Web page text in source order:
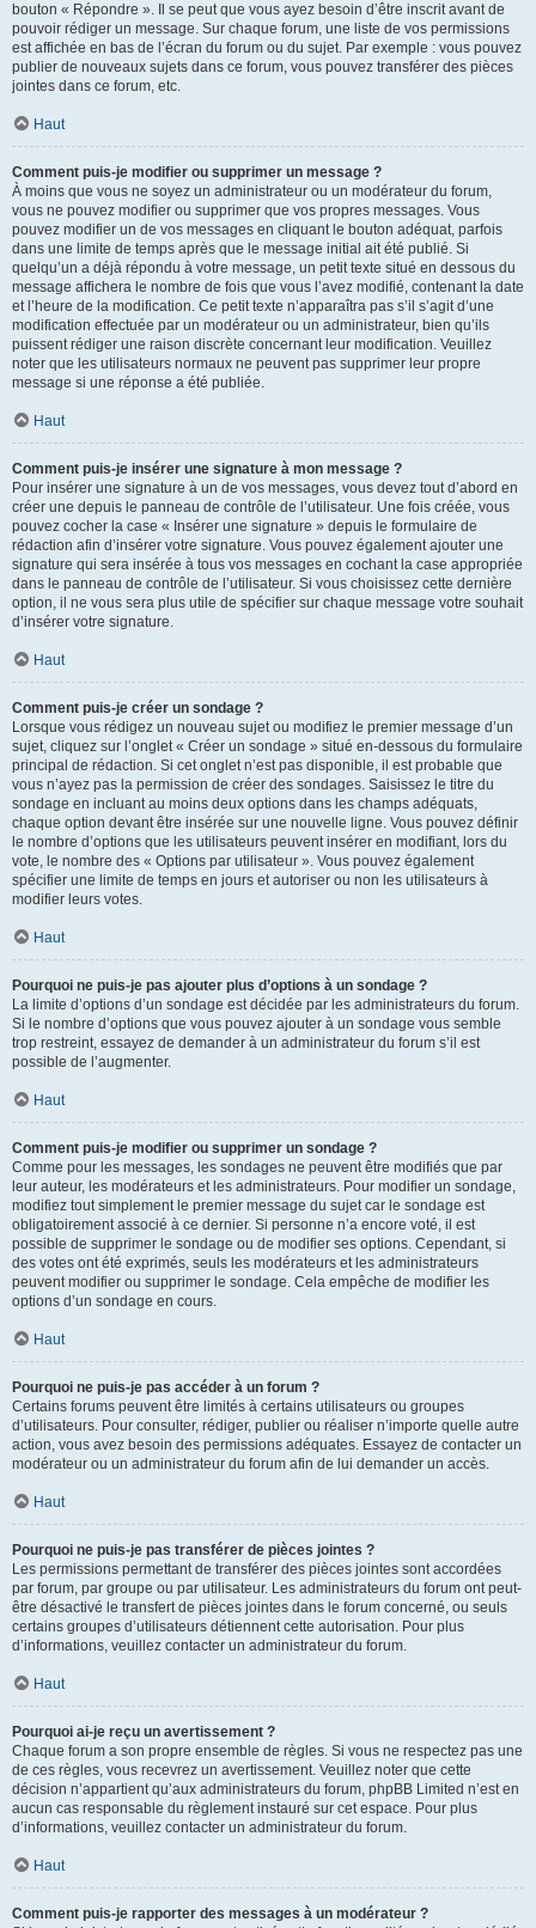
bouton « Répondre ». Il se peut que vous ayez besoin d’être inscrit avant de
pouvoir rédiger un message. Sur chaque forum, une liste de vos permissions
est affichée en bas de l’écran du forum ou du sujet. Par exemple : vous pouvez
publier de nouveaux sujets dans ce forum, vous pouvez transférer des pièces
jointes dans ce forum, etc.
Haut
Comment puis-je modifier ou supprimer un message ?
À moins que vous ne soyez un administrateur ou un modérateur du forum,
vous ne pouvez modifier ou supprimer que vos propres messages. Vous
pouvez modifier un de vos messages en cliquant le bouton adéquat, parfois
dans une limite de temps après que le message initial ait été publié. Si
quelqu’un a déjà répondu à votre message, un petit texte situé en dessous du
message affichera le nombre de fois que vous l’avez modifié, contenant la date
et l’heure de la modification. Ce petit texte n’apparaîtra pas s’il s’agit d’une
modification effectuée par un modérateur ou un administrateur, bien qu’ils
puissent rédiger une raison discrète concernant leur modification. Veuillez
noter que les utilisateurs normaux ne peuvent pas supprimer leur propre
message si une réponse a été publiée.
Haut
Comment puis-je insérer une signature à mon message ?
Pour insérer une signature à un de vos messages, vous devez tout d’abord en
créer une depuis le panneau de contrôle de l’utilisateur. Une fois créée, vous
pouvez cocher la case « Insérer une signature » depuis le formulaire de
rédaction afin d’insérer votre signature. Vous pouvez également ajouter une
signature qui sera insérée à tous vos messages en cochant la case appropriée
dans le panneau de contrôle de l’utilisateur. Si vous choisissez cette dernière
option, il ne vous sera plus utile de spécifier sur chaque message votre souhait
d’insérer votre signature.
Haut
Comment puis-je créer un sondage ?
Lorsque vous rédigez un nouveau sujet ou modifiez le premier message d’un
sujet, cliquez sur l’onglet « Créer un sondage » situé en-dessous du formulaire
principal de rédaction. Si cet onglet n’est pas disponible, il est probable que
vous n’ayez pas la permission de créer des sondages. Saisissez le titre du
sondage en incluant au moins deux options dans les champs adéquats,
chaque option devant être insérée sur une nouvelle ligne. Vous pouvez définir
le nombre d’options que les utilisateurs peuvent insérer en modifiant, lors du
vote, le nombre des « Options par utilisateur ». Vous pouvez également
spécifier une limite de temps en jours et autoriser ou non les utilisateurs à
modifier leurs votes.
Haut
Pourquoi ne puis-je pas ajouter plus d’options à un sondage ?
La limite d’options d’un sondage est décidée par les administrateurs du forum.
Si le nombre d’options que vous pouvez ajouter à un sondage vous semble
trop restreint, essayez de demander à un administrateur du forum s’il est
possible de l’augmenter.
Haut
Comment puis-je modifier ou supprimer un sondage ?
Comme pour les messages, les sondages ne peuvent être modifiés que par
leur auteur, les modérateurs et les administrateurs. Pour modifier un sondage,
modifiez tout simplement le premier message du sujet car le sondage est
obligatoirement associé à ce dernier. Si personne n’a encore voté, il est
possible de supprimer le sondage ou de modifier ses options. Cependant, si
des votes ont été exprimés, seuls les modérateurs et les administrateurs
peuvent modifier ou supprimer le sondage. Cela empêche de modifier les
options d’un sondage en cours.
Haut
Pourquoi ne puis-je pas accéder à un forum ?
Certains forums peuvent être limités à certains utilisateurs ou groupes
d’utilisateurs. Pour consulter, rédiger, publier ou réaliser n’importe quelle autre
action, vous avez besoin des permissions adéquates. Essayez de contacter un
modérateur ou un administrateur du forum afin de lui demander un accès.
Haut
Pourquoi ne puis-je pas transférer de pièces jointes ?
Les permissions permettant de transférer des pièces jointes sont accordées
par forum, par groupe ou par utilisateur. Les administrateurs du forum ont peut-
être désactivé le transfert de pièces jointes dans le forum concerné, ou seuls
certains groupes d’utilisateurs détiennent cette autorisation. Pour plus
d’informations, veuillez contacter un administrateur du forum.
Haut
Pourquoi ai-je reçu un avertissement ?
Chaque forum a son propre ensemble de règles. Si vous ne respectez pas une
de ces règles, vous recevrez un avertissement. Veuillez noter que cette
décision n’appartient qu’aux administrateurs du forum, phpBB Limited n’est en
aucun cas responsable du règlement instauré sur cet espace. Pour plus
d’informations, veuillez contacter un administrateur du forum.
Haut
Comment puis-je rapporter des messages à un modérateur ?